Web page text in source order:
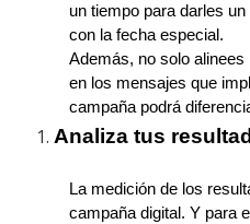
un tiempo para darles
con la fecha especial.
Además, no solo
en los mensajes que
campaña podrá
Analiza tus
La medición de los
campaña digital. Y para